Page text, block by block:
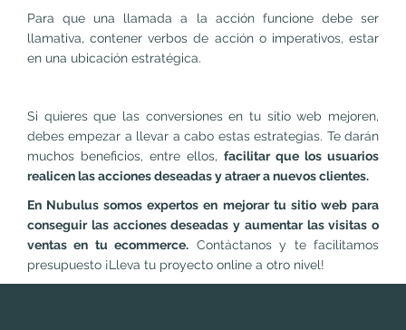
Para que una llamada a la acción funcione debe ser
llamativa, contener verbos de acción o imperativos, estar
en una ubicación estratégica.
Si quieres que las conversiones en tu sitio web mejoren,
debes empezar a llevar a cabo estas estrategias. Te darán
muchos beneficios, entre ellos, facilitar que los usuarios
realicen las acciones deseadas y atraer a nuevos clientes.
En Nubulus somos expertos en mejorar tu sitio web para
conseguir las acciones deseadas y aumentar las visitas o
ventas en tu ecommerce. Contáctanos y te facilitamos
presupuesto ¡Lleva tu proyecto online a otro nivel!